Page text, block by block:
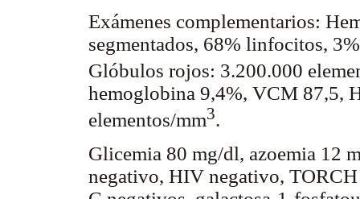
Exámenes complementarios:
segmentados, 68% linfocitos,
Glóbulos rojos: 3.200.000
hemoglobina 9,4%, VCM 87,5,
elementos/mm3.
Glicemia 80 mg/dl, azoemia 12
negativo, HIV negativo,